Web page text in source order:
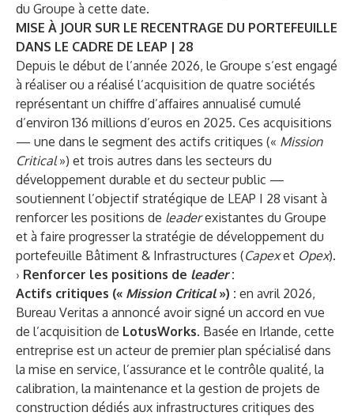
du Groupe à cette date.
MISE À JOUR SUR LE RECENTRAGE DU PORTEFEUILLE
DANS LE CADRE DE LEAP | 28
Depuis le début de l’année 2026, le Groupe s’est engagé
à réaliser ou a réalisé l’acquisition de quatre sociétés
représentant un chiffre d’affaires annualisé cumulé
d’environ 136 millions d’euros en 2025. Ces acquisitions
— une dans le segment des actifs critiques (« Mission
Critical») et trois autres dans les secteurs du
développement durable et du secteur public —
soutiennent l’objectif stratégique de LEAP I 28 visant à
renforcer les positions de leaderexistantes du Groupe
et à faire progresser la stratégie de développement du
portefeuille Bâtiment & Infrastructures (Capexet Opex).
› Renforcer les positions de leader :
Actifs critiques (« Mission Critical») : en avril 2026,
Bureau Veritas a annoncé avoir signé un accord en vue
de l’acquisition de LotusWorks. Basée en Irlande, cette
entreprise est un acteur de premier plan spécialisé dans
la mise en service, l’assurance et le contrôle qualité, la
calibration, la maintenance et la gestion de projets de
construction dédiés aux infrastructures critiques des